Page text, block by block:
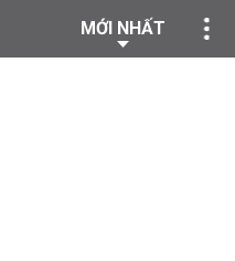
MỚI NHẤT